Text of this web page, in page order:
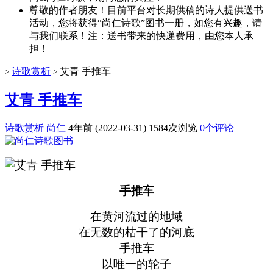
尊敬的作者朋友！目前平台对长期供稿的诗人提供送书
活动，您将获得“尚仁诗歌”图书一册，如您有兴趣，请
与我们联系！注：送书带来的快递费用，由您本人承
担！
> 诗歌赏析 > 艾青 手推车
艾青 手推车
诗歌赏析 尚仁 4年前 (2022-03-31) 1584次浏览 0个评论
手推车
在黄河流过的地域
在无数的枯干了的河底
手推车
以唯一的轮子